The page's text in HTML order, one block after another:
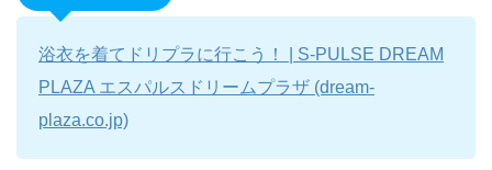
浴衣を着てドリプラに行こう！ | S-PULSE DREAM
PLAZA エスパルスドリームプラザ (dream-
plaza.co.jp)